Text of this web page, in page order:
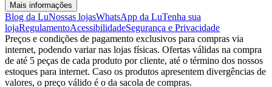
Mais informações
Blog da LuNossas lojasWhatsApp da LuTenha sua
lojaRegulamentoAcessibilidadeSegurança e Privacidade
Preços e condições de pagamento exclusivos para compras via
internet, podendo variar nas lojas físicas. Ofertas válidas na compra
de até 5 peças de cada produto por cliente, até o término dos nossos
estoques para internet. Caso os produtos apresentem divergências de
valores, o preço válido é o da sacola de compras.